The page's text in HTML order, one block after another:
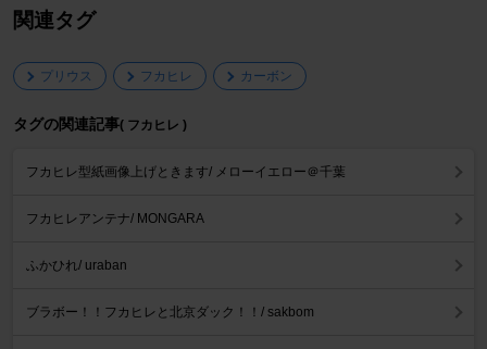
関連タグ
プリウス フカヒレ カーボン
タグの関連記事( フカヒレ )
フカヒレ型紙画像上げときます/ メローイエロー＠千葉
フカヒレアンテナ/ MONGARA
ふかひれ/ uraban
ブラボー！！フカヒレと北京ダック！！/ sakbom